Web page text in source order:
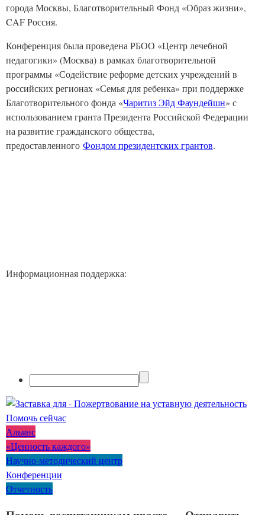
города Москвы, Благотворительный Фонд «Образ жизни»,
CAF Россия.
Конференция была проведена РБОО «Центр лечебной
педагогики» (Москва) в рамках благотворительной
программы «Содействие реформе детских учреждений в
российских регионах «Семья для ребенка» при поддержке
Благотворительного фонда «Чаритиз Эйд Фаундейшн» с
использованием гранта Президента Российской Федерации
на развитие гражданского общества,
предоставленного Фондом президентских грантов.
Информационная поддержка:
Помочь сейчас
Альянс
«Ценность каждого»
Научно-методический центр
Конференции
Отчетность